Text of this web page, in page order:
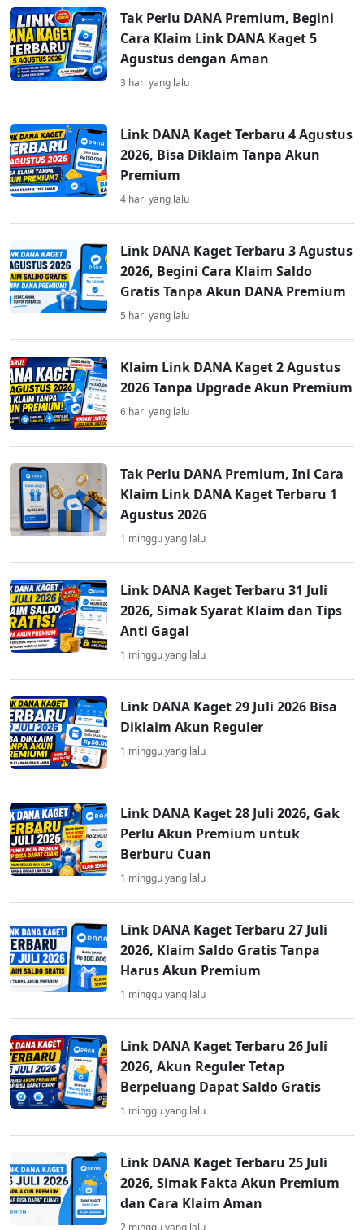
Tak Perlu DANA Premium, Begini
Cara Klaim Link DANA Kaget 5
Agustus dengan Aman
3 hari yang lalu
Link DANA Kaget Terbaru 4 Agustus
2026, Bisa Diklaim Tanpa Akun
Premium
4 hari yang lalu
Link DANA Kaget Terbaru 3 Agustus
2026, Begini Cara Klaim Saldo
Gratis Tanpa Akun DANA Premium
5 hari yang lalu
Klaim Link DANA Kaget 2 Agustus
2026 Tanpa Upgrade Akun Premium
6 hari yang lalu
Tak Perlu DANA Premium, Ini Cara
Klaim Link DANA Kaget Terbaru 1
Agustus 2026
1 minggu yang lalu
Link DANA Kaget Terbaru 31 Juli
2026, Simak Syarat Klaim dan Tips
Anti Gagal
1 minggu yang lalu
Link DANA Kaget 29 Juli 2026 Bisa
Diklaim Akun Reguler
1 minggu yang lalu
Link DANA Kaget 28 Juli 2026, Gak
Perlu Akun Premium untuk
Berburu Cuan
1 minggu yang lalu
Link DANA Kaget Terbaru 27 Juli
2026, Klaim Saldo Gratis Tanpa
Harus Akun Premium
1 minggu yang lalu
Link DANA Kaget Terbaru 26 Juli
2026, Akun Reguler Tetap
Berpeluang Dapat Saldo Gratis
1 minggu yang lalu
Link DANA Kaget Terbaru 25 Juli
2026, Simak Fakta Akun Premium
dan Cara Klaim Aman